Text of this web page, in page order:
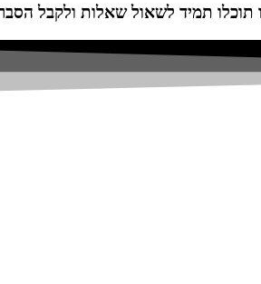
תוכלו תמיד לשאול שאלות ולקבל